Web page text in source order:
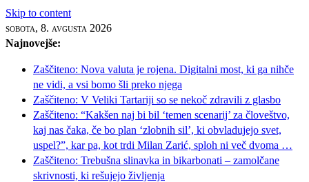
Skip to content
sobota, 8. avgusta 2026
Najnovejše:
Zaščiteno: Nova valuta je rojena. Digitalni most, ki ga nihče
ne vidi, a vsi bomo šli preko njega
Zaščiteno: V Veliki Tartariji so se nekoč zdravili z glasbo
Zaščiteno: “Kakšen naj bi bil ‘temen scenarij’ za človeštvo,
kaj nas čaka, če bo plan ‘zlobnih sil’, ki obvladujejo svet,
uspel?”, kar pa, kot trdi Milan Zarić, sploh ni več dvoma …
Zaščiteno: Trebušna slinavka in bikarbonati – zamolčane
skrivnosti, ki rešujejo življenja